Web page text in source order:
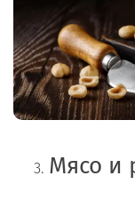
Мясо и